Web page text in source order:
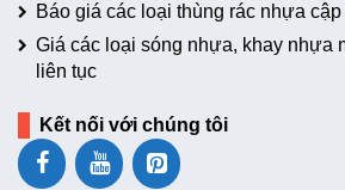
Báo giá các loại thùng rác nhựa
Giá các loại sóng nhựa, khay nhựa
liên tục
Kết nối với chúng tôi